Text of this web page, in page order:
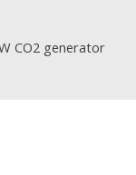
CO2 generator